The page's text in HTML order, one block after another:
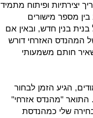
יצירתיות ופיתוח מתמיד
מספר מישורים
בנין חדש, ובאין אם
המהנדס האזרחי דורש
חותם משמעותי
הגיע הזמן לבחור
"מהנדס אזרחי"
שלי כמהנדסת